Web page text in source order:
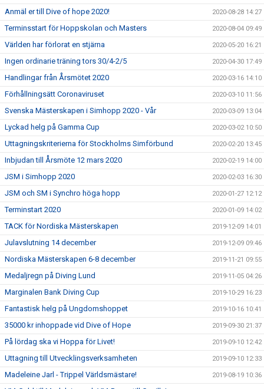
Anmäl er till Dive of hope 2020! 2020-08-28 14:27
Terminsstart för Hoppskolan och Masters 2020-08-04 09:49
Världen har förlorat en stjärna 2020-05-20 16:21
Ingen ordinarie träning tors 30/4-2/5 2020-04-30 17:49
Handlingar från Årsmötet 2020 2020-03-16 14:10
Förhållningsätt Coronaviruset 2020-03-10 11:56
Svenska Mästerskapen i Simhopp 2020 - Vår 2020-03-09 13:04
Lyckad helg på Gamma Cup 2020-03-02 10:50
Uttagningskriterierna för Stockholms Simförbund 2020-02-20 13:45
Inbjudan till Årsmöte 12 mars 2020 2020-02-19 14:00
JSM i Simhopp 2020 2020-02-03 16:30
JSM och SM i Synchro höga hopp 2020-01-27 12:12
Terminstart 2020 2020-01-09 14:02
TACK för Nordiska Mästerskapen 2019-12-09 14:01
Julavslutning 14 december 2019-12-09 09:46
Nordiska Mästerskapen 6-8 december 2019-11-21 09:55
Medaljregn på Diving Lund 2019-11-05 04:26
Marginalen Bank Diving Cup 2019-10-29 16:23
Fantastisk helg på Ungdomshoppet 2019-10-16 10:41
35000 kr inhoppade vid Dive of Hope 2019-09-30 21:37
På lördag ska vi Hoppa för Livet! 2019-09-10 12:42
Uttagning till Utvecklingsverksamheten 2019-09-10 12:33
Madeleine Jarl - Trippel Världsmästare! 2019-08-19 10:36